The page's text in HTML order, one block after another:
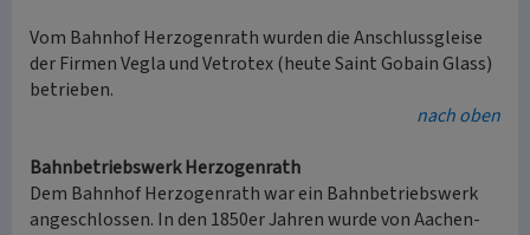
Vom Bahnhof Herzogenrath wurden die Anschlussgleise
der Firmen Vegla und Vetrotex (heute Saint Gobain Glass)
betrieben.
nach oben
Bahnbetriebswerk Herzogenrath
Dem Bahnhof Herzogenrath war ein Bahnbetriebswerk
angeschlossen. In den 1850er Jahren wurde von Aachen-